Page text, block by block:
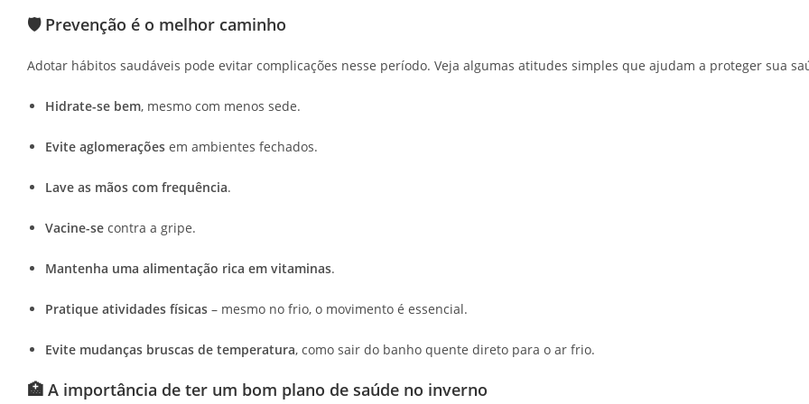
🛡️ Prevenção é o melhor caminho
Adotar hábitos saudáveis pode evitar complicações nesse período. Veja algumas atitudes simples que ajudam a proteger sua
Hidrate-se bem, mesmo com menos sede.
Evite aglomerações em ambientes fechados.
Lave as mãos com frequência.
Vacine-se contra a gripe.
Mantenha uma alimentação rica em vitaminas.
Pratique atividades físicas – mesmo no frio, o movimento é essencial.
Evite mudanças bruscas de temperatura, como sair do banho quente direto para o ar frio.
🏥 A importância de ter um bom plano de saúde no inverno